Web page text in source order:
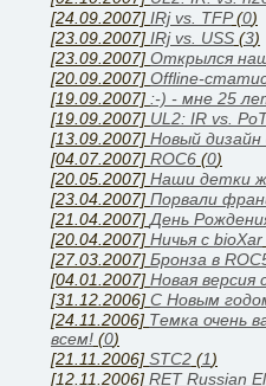
[24.09.2007] IRj vs. TFP(0)
[23.09.2007] IRj vs. USS (3)
[23.09.2007] Открылся
[20.09.2007] Offline-
[19.09.2007] :-) - мне 25
[19.09.2007] UL2: IR vs.
[13.09.2007] Новый
[04.07.2007] ROC6 (0)
[20.05.2007] Наши детки
[23.04.2007] Порвали
[21.04.2007] День
[20.04.2007] Ничья с bioXar
[27.03.2007] Бронза в
[04.01.2007] Новая версия
[31.12.2006] C Новым
[24.11.2006] Темка очень
всем! (0)
[21.11.2006] STC2 (1)
[12.11.2006] RET Russian